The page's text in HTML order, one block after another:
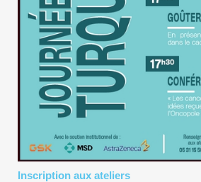
Inscription aux ateliers